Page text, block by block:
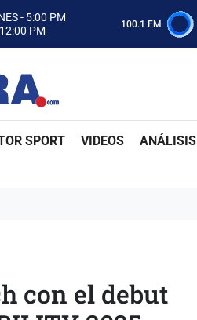
- 5:00 PM
PM
AL CIEN
Y SU EQUIPO
- 5:00 PM
PM
100.1 FM
SPORT VIDEOS ANÁLISIS
con el debut